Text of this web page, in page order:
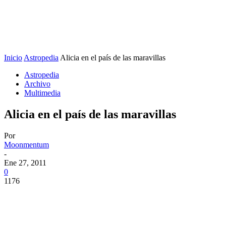
Inicio Astropedia Alicia en el país de las maravillas
Astropedia
Archivo
Multimedia
Alicia en el país de las maravillas
Por
Moonmentum
-
Ene 27, 2011
0
1176